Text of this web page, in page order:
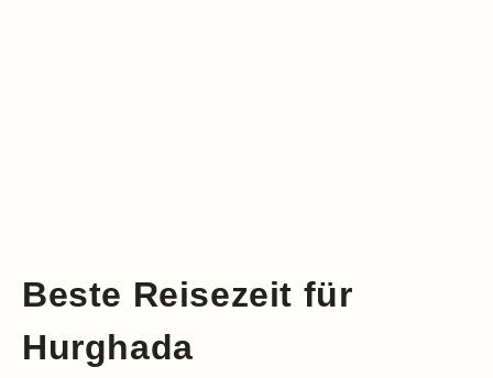
Beste Reisezeit für
Hurghada